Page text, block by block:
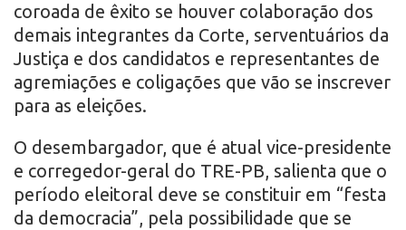
coroada de êxito se houver colaboração dos
demais integrantes da Corte, serventuários da
Justiça e dos candidatos e representantes de
agremiações e coligações que vão se inscrever
para as eleições.
O desembargador, que é atual vice-presidente
e corregedor-geral do TRE-PB, salienta que o
período eleitoral deve se constituir em “festa
da democracia”, pela possibilidade que se